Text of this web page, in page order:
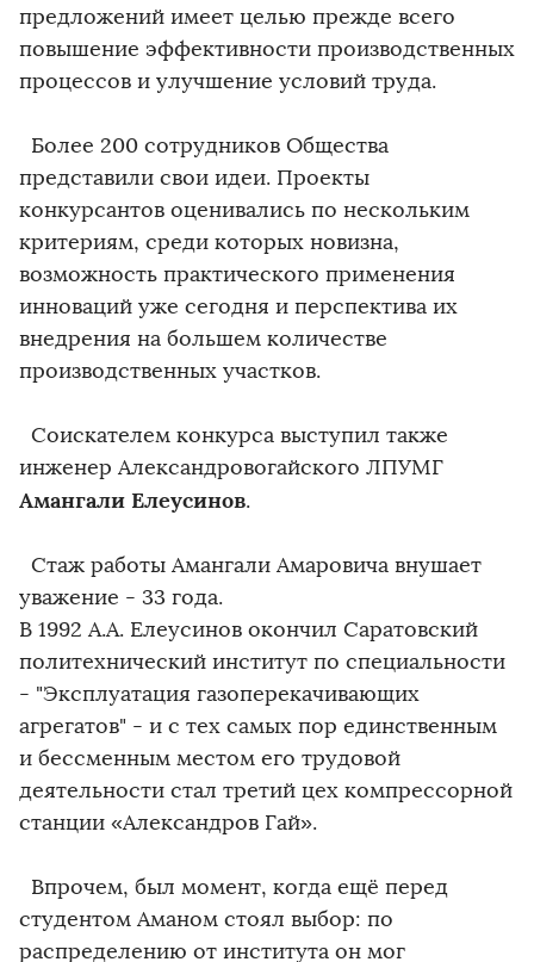
предложений имеет целью прежде всего
повышение эффективности производственных
процессов и улучшение условий труда.
Более 200 сотрудников Общества
представили свои идеи. Проекты
конкурсантов оценивались по нескольким
критериям, среди которых новизна,
возможность практического применения
инноваций уже сегодня и перспектива их
внедрения на большем количестве
производственных участков.
Соискателем конкурса выступил также
инженер Александровогайского ЛПУМГ
Амангали Елеусинов.
Стаж работы Амангали Амаровича внушает
уважение - 33 года.
В 1992 А.А. Елеусинов окончил Саратовский
политехнический институт по специальности
- "Эксплуатация газоперекачивающих
агрегатов" - и с тех самых пор единственным
и бессменным местом его трудовой
деятельности стал третий цех компрессорной
станции «Александров Гай».
Впрочем, был момент, когда ещё перед
студентом Аманом стоял выбор: по
распределению от института он мог